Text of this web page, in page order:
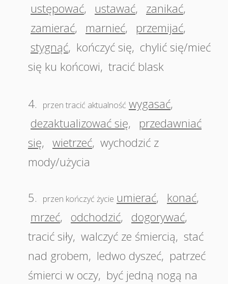
ustępować, ustawać, zanikać,
zamierać, marnieć, przemijać,
stygnąć, kończyć się, chylić się/mieć
się ku końcowi, tracić blask
4. przen tracić aktualność wygasać,
dezaktualizować się,
przedawniać
się, wietrzeć, wychodzić z
mody/użycia
5. przen kończyć życie umierać, konać,
mrzeć, odchodzić, dogorywać,
tracić siły, walczyć ze śmiercią, stać
nad grobem, ledwo dyszeć, patrzeć
śmierci w oczy, być jedną nogą na